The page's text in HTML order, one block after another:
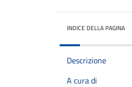
INDICE DELLA PAGINA
Descrizione
A cura di